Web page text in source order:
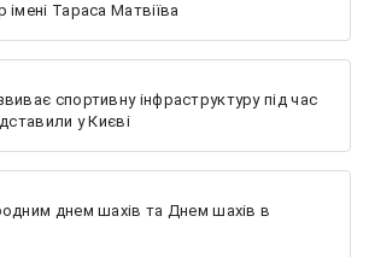
Тараса Матвіїва
спортивну інфраструктуру під час
у Києві
днем шахів та Днем шахів в